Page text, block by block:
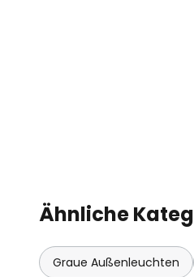
Ähnliche
Graue Außenleuchten